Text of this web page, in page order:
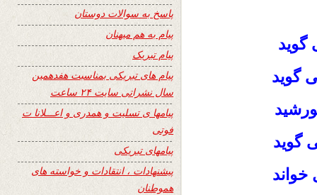
گوید
گوید
گوید
پاسخ به سوالات دوستان
پیام به هم میهنان
پیام تبریک
پیام های تبریکی بمناسبت هفدهمین
سال نشراتی سایت ۲۴ ساعت
پیامها ی تسلیت و همدری و اعـــلانا ت
فوتی
پیامهای تبریکی
پیشنهادات ، انتقادات و خواسته های
هموطنان